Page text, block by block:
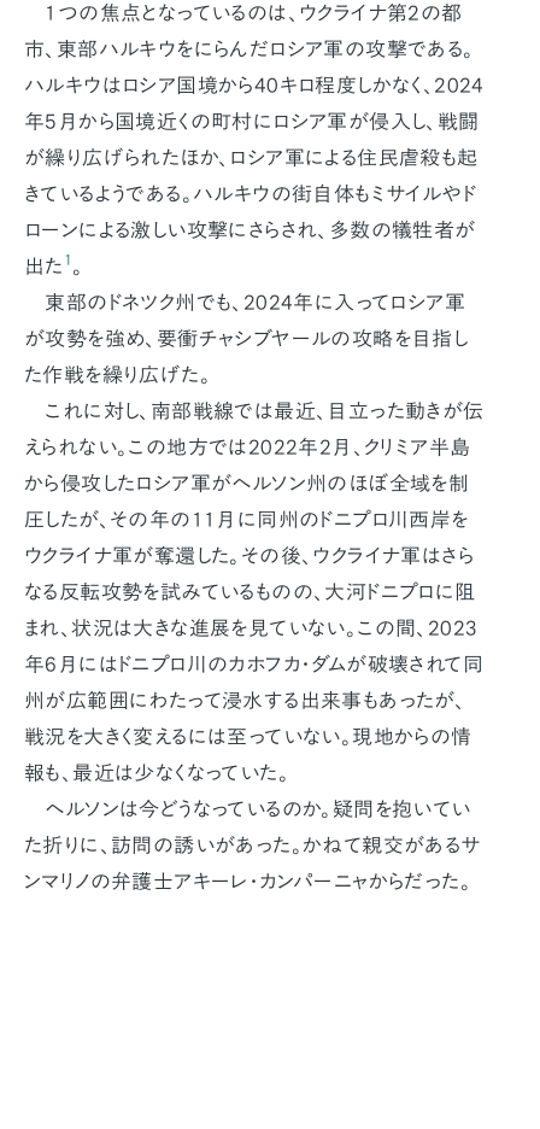
1つの焦点となっているのは、ウクライナ第2の都
市、東部ハルキウをにらんだロシア軍の攻撃である。
ハルキウはロシア国境から40キロ程度しかなく、2024
年5月から国境近くの町村にロシア軍が侵入し、戦闘
が繰り広げられたほか、ロシア軍による住民虐殺も起
きているようである。ハルキウの街自体もミサイルやド
ローンによる激しい攻撃にさらされ、多数の犠牲者が
出た 1 。
東部のドネツク州でも、2024年に入ってロシア軍
が攻勢を強め、要衝チャシブヤールの攻略を目指し
た作戦を繰り広げた。
これに対し、南部戦線では最近、目立った動きが伝
えられない。この地方では2022年2月、クリミア半島
から侵攻したロシア軍がヘルソン州のほぼ全域を制
圧したが、その年の11月に同州のドニプロ川西岸を
ウクライナ軍が奪還した。その後、ウクライナ軍はさら
なる反転攻勢を試みているものの、大河ドニプロに阻
まれ、状況は大きな進展を見ていない。この間、2023
年6月にはドニプロ川のカホフカ・ダムが破壊されて同
州が広範囲にわたって浸水する出来事もあったが、
戦況を大きく変えるには至っていない。現地からの情
報も、最近は少なくなっていた。
ヘルソンは今どうなっているのか。疑問を抱いてい
た折りに、訪問の誘いがあった。かねて親交があるサ
ンマリノの弁護士アキーレ・カンパーニャからだった。